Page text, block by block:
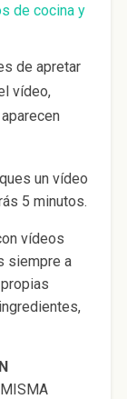
de cocina y
de apretar
vídeo,
un vídeo
5 minutos.
vídeos
siempre a